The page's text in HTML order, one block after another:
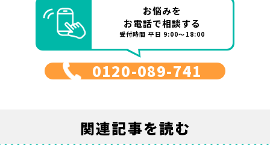
お悩みを
お電話で相談する
受付時間 平日 9:00～18:00
0120-089-741
関連記事を読む